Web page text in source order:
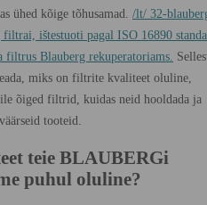
ühed kõige tõhusamad. /lt/ 32-
ištestuoti pagal ISO 16890
Blauberg rekuperatoriams.
miks on filtrite kvaliteet oluline,
õiged filtrid, kuidas neid hooldada ja
tooteid.
teie BLAUBERGi
puhul oluline?